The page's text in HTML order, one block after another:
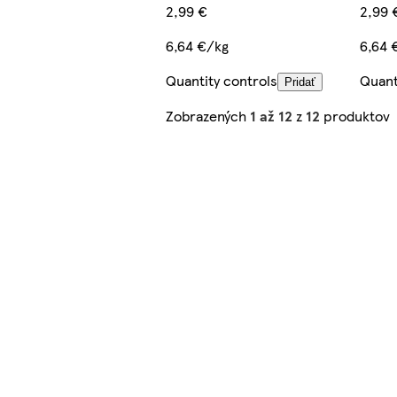
2,99 €
6,64 €/kg
Quantity controls Pridať
2,99
6,64
Zobrazených 1 až 12 z 12 produktov